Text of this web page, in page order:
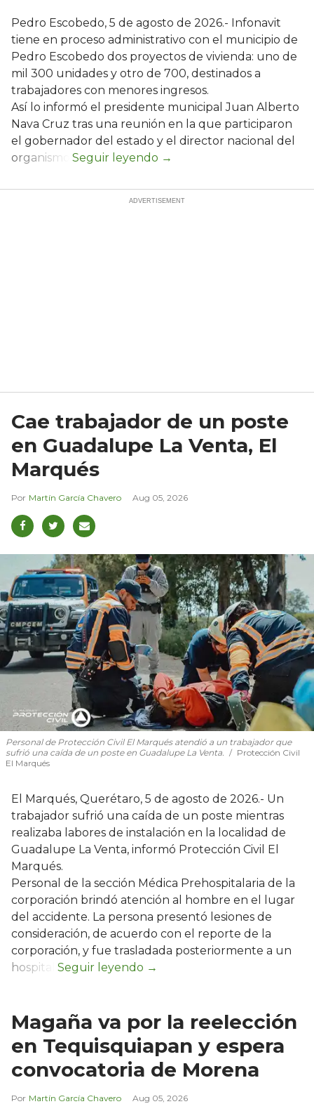
Pedro Escobedo, 5 de agosto de 2026.- Infonavit
tiene en proceso administrativo con el municipio de
Pedro Escobedo dos proyectos de vivienda: uno de
mil 300 unidades y otro de 700, destinados a
trabajadores con menores ingresos.
Así lo informó el presidente municipal Juan Alberto
Nava Cruz tras una reunión en la que participaron
el gobernador del estado y el director nacional del
organismo.
Cae trabajador de un poste
en Guadalupe La Venta, El
Marqués
Martín García Chavero Aug 05, 2026
Personal de Protección Civil El Marqués atendió a un trabajador que
sufrió una caída de un poste en Guadalupe La Venta.
Protección Civil
El Marqués
El Marqués, Querétaro, 5 de agosto de 2026.- Un
trabajador sufrió una caída de un poste mientras
realizaba labores de instalación en la localidad de
Guadalupe La Venta, informó Protección Civil El
Marqués.
Personal de la sección Médica Prehospitalaria de la
corporación brindó atención al hombre en el lugar
del accidente. La persona presentó lesiones de
consideración, de acuerdo con el reporte de la
corporación, y fue trasladada posteriormente a un
hospital.
Magaña va por la reelección
en Tequisquiapan y espera
convocatoria de Morena
Martín García Chavero Aug 05, 2026